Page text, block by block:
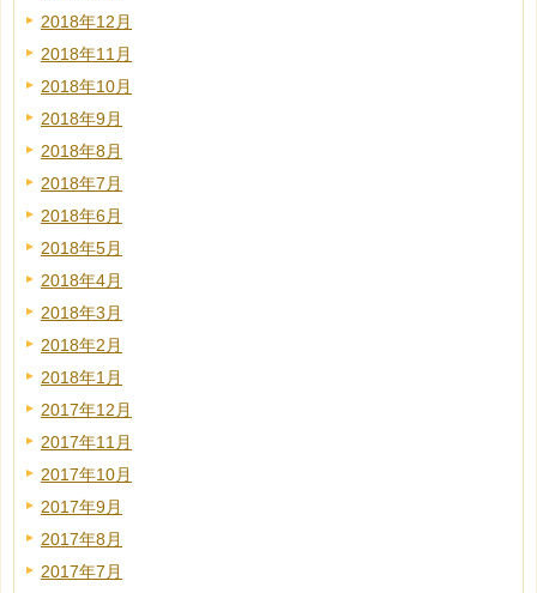
2018年12月
2018年11月
2018年10月
2018年9月
2018年8月
2018年7月
2018年6月
2018年5月
2018年4月
2018年3月
2018年2月
2018年1月
2017年12月
2017年11月
2017年10月
2017年9月
2017年8月
2017年7月